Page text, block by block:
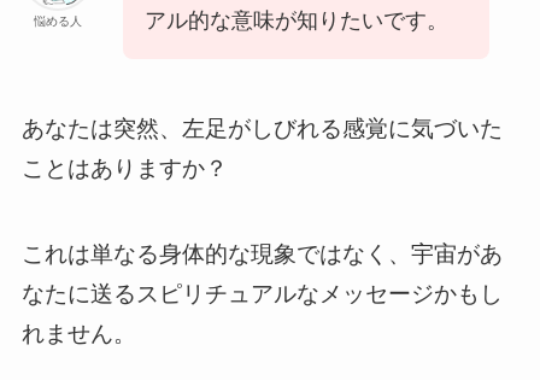
悩める人
アル的な意味が知りたいです。
あなたは突然、左足がしびれる感覚に気づいた
ことはありますか？
これは単なる身体的な現象ではなく、宇宙があ
なたに送るスピリチュアルなメッセージかもし
れません。